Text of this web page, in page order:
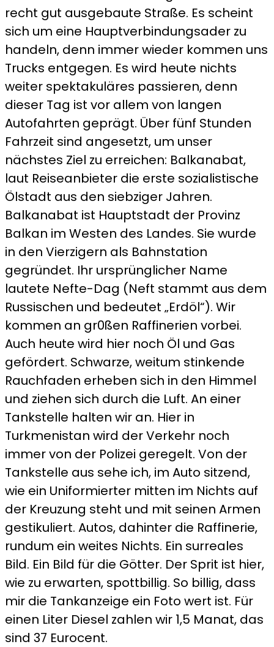
recht gut ausgebaute Straße. Es scheint
sich um eine Hauptverbindungsader zu
handeln, denn immer wieder kommen uns
Trucks entgegen. Es wird heute nichts
weiter spektakuläres passieren, denn
dieser Tag ist vor allem von langen
Autofahrten geprägt. Über fünf Stunden
Fahrzeit sind angesetzt, um unser
nächstes Ziel zu erreichen: Balkanabat,
laut Reiseanbieter die erste sozialistische
Ölstadt aus den siebziger Jahren.
Balkanabat ist Hauptstadt der Provinz
Balkan im Westen des Landes. Sie wurde
in den Vierzigern als Bahnstation
gegründet. Ihr ursprünglicher Name
lautete Nefte-Dag (Neft stammt aus dem
Russischen und bedeutet „Erdöl“). Wir
kommen an gr0ßen Raffinerien vorbei.
Auch heute wird hier noch Öl und Gas
gefördert. Schwarze, weitum stinkende
Rauchfaden erheben sich in den Himmel
und ziehen sich durch die Luft. An einer
Tankstelle halten wir an. Hier in
Turkmenistan wird der Verkehr noch
immer von der Polizei geregelt. Von der
Tankstelle aus sehe ich, im Auto sitzend,
wie ein Uniformierter mitten im Nichts auf
der Kreuzung steht und mit seinen Armen
gestikuliert. Autos, dahinter die Raffinerie,
rundum ein weites Nichts. Ein surreales
Bild. Ein Bild für die Götter. Der Sprit ist hier,
wie zu erwarten, spottbillig. So billig, dass
mir die Tankanzeige ein Foto wert ist. Für
einen Liter Diesel zahlen wir 1,5 Manat, das
sind 37 Eurocent.